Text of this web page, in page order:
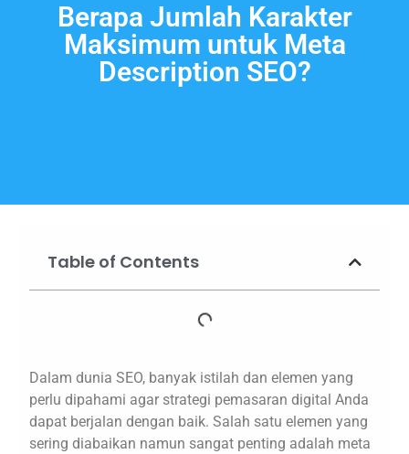
Berapa Jumlah Karakter
Maksimum untuk Meta
Description SEO?
Table of Contents
Dalam dunia SEO, banyak istilah dan elemen yang
perlu dipahami agar strategi pemasaran digital Anda
dapat berjalan dengan baik. Salah satu elemen yang
sering diabaikan namun sangat penting adalah meta